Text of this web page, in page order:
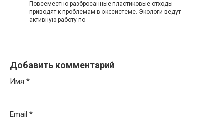
Повсеместно разбросанные пластиковые отходы
приводят к проблемам в экосистеме. Экологи ведут
активную работу по
Добавить комментарий
Имя *
Email *